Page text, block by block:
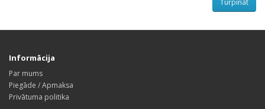
Informācija
Par mums
Piegāde / Apmaksa
Privātuma politika